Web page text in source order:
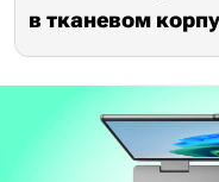
в тканевом